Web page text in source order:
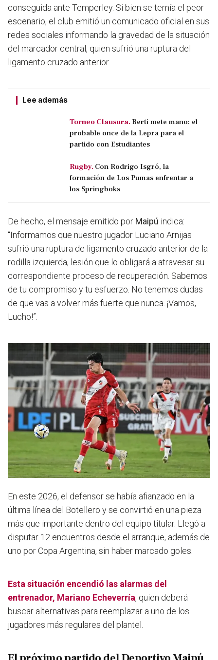
conseguida ante Temperley. Si bien se temía el peor
escenario, el club emitió un comunicado oficial en sus
redes sociales informando la gravedad de la situación
del marcador central, quien sufrió una ruptura del
ligamento cruzado anterior.
Lee además
Torneo Clausura. Berti mete mano: el
probable once de la Lepra para el
partido con Estudiantes
Rugby. Con Rodrigo Isgró, la
formación de Los Pumas enfrentar a
los Springboks
De hecho, el mensaje emitido por Maipú indica:
“Informamos que nuestro jugador Luciano Arnijas
sufrió una ruptura de ligamento cruzado anterior de la
rodilla izquierda, lesión que lo obligará a atravesar su
correspondiente proceso de recuperación. Sabemos
de tu compromiso y tu esfuerzo. No tenemos dudas
de que vas a volver más fuerte que nunca. ¡Vamos,
Lucho!”.
En este 2026, el defensor se había afianzado en la
última línea del Botellero y se convirtió en una pieza
más que importante dentro del equipo titular. Llegó a
disputar 12 encuentros desde el arranque, además de
uno por Copa Argentina, sin haber marcado goles.
Esta situación encendió las alarmas del
entrenador, Mariano Echeverría, quien deberá
buscar alternativas para reemplazar a uno de los
jugadores más regulares del plantel.